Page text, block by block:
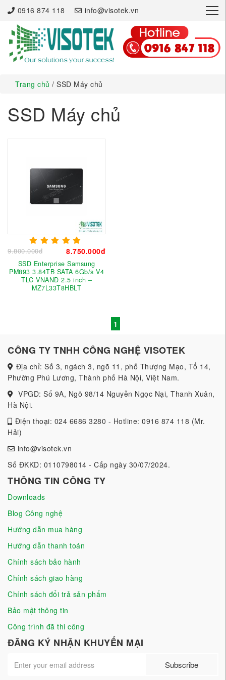
0916 874 118 info@visotek.vn ×
Trang chủ / SSD Máy chủ
SSD Máy chủ
9.800.000đ 8.750.000đ
SSD Enterprise Samsung
PM893 3.84TB SATA 6Gb/s V4
TLC VNAND 2.5 inch –
MZ7L33T8HBLT
1
CÔNG TY TNHH CÔNG NGHỆ VISOTEK
Địa chỉ: Số 3, ngách 3, ngõ 11, phố Thượng Mạo, Tổ 14,
Phường Phú Lương, Thành phố Hà Nội, Việt Nam.
VPGD: Số 9A, Ngõ 98/14 Nguyễn Ngọc Nại, Thanh Xuân,
Hà Nội.
Điện thoại: 024 6686 3280 - Hotline: 0916 874 118 (Mr.
Hải)
info@visotek.vn
Số ĐKKD: 0110798014 - Cấp ngày 30/07/2024.
THÔNG TIN CÔNG TY
Downloads
Blog Công nghệ
Hướng dẫn mua hàng
Hướng dẫn thanh toán
Chính sách bảo hành
Chính sách giao hàng
Chính sách đổi trả sản phẩm
Bảo mật thông tin
Công trình đã thi công
ĐĂNG KÝ NHẬN KHUYẾN MẠI